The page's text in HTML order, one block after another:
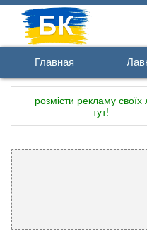
Главная
розмісти рекламу своїх
тут!